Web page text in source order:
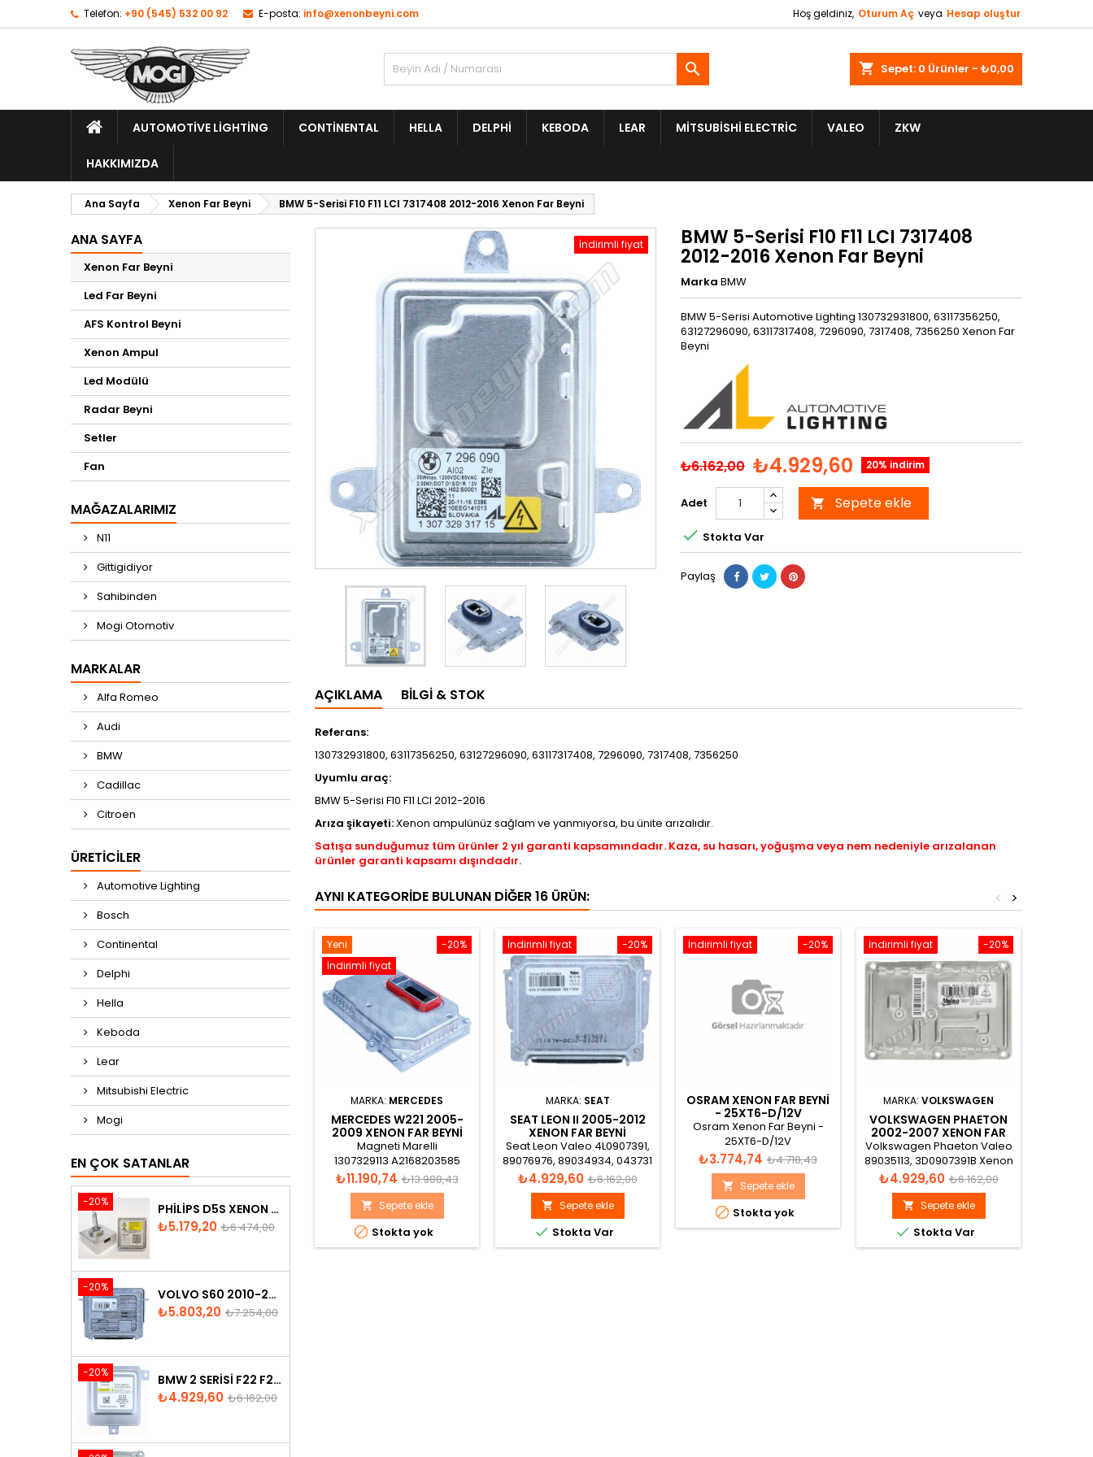
Telefon: +90 (545) 532 00 92 E-posta: info@xenonbeyni.com Hoş geldiniz, Oturum Aç veya Hesap oluştur
shopping_cart Sepet: 0 Ürünler - ₺0,00

AUTOMOTIVE LIGHTING CONTINENTAL HELLA DELPHI KEBODA LEAR MITSUBISHI ELECTRIC VALEO ZKW
HAKKIMIZDA
Ana Sayfa Xenon Far Beyni BMW 5-Serisi F10 F11 LCI 7317408 2012-2016 Xenon Far Beyni
ANA SAYFA
Xenon Far Beyni
Led Far Beyni
AFS Kontrol Beyni
Xenon Ampul
Led Modülü
Radar Beyni
Setler
Fan
MAĞAZALARIMIZ
N11
Gittigidiyor
Sahibinden
Mogi Otomotiv
MARKALAR
Alfa Romeo
Audi
BMW
Cadillac
Citroen
ÜRETICILER
Automotive Lighting
Bosch
Continental
Delphi
Hella
Keboda
Lear
Mitsubishi Electric
Mogi
EN ÇOK SATANLAR
-20% PHILIPS D5S XENON AMPUL
Fiyat
₺5.179,20 Normal
₺6.474,00
-20% VOLVO S60 2010-2018 XENON FAR BEYNI 31297942
Fiyat
₺5.803,20 Normal
₺7.254,00
-20% BMW 2 SERISI F22 F23 2013-2016 XENON FAR BEYNI 7318327
Fiyat
₺4.929,60 Normal
₺6.162,00
İndirimli fiyat BMW 5-Serisi F10 F11 LCI 7317408
2012-2016 Xenon Far Beyni
Marka BMW
BMW 5-Serisi Automotive Lighting 130732931800, 63117356250,
63127296090, 63117317408, 7296090, 7317408, 7356250 Xenon Far
Beyni
₺6.162,00 ₺4.929,60 20% indirim
Adet  Sepete ekle
 Stokta Var
Paylaş
AÇIKLAMA BILGI & STOK
Referans:
130732931800, 63117356250, 63127296090, 63117317408, 7296090, 7317408, 7356250
Uyumlu araç:
BMW 5-Serisi F10 F11 LCI 2012-2016
Arıza şikayeti:Xenon ampulünüz sağlam ve yanmıyorsa, bu ünite arızalıdır.
Satışa sunduğumuz tüm ürünler 2 yıl garanti kapsamındadır. Kaza, su hasarı, yoğuşma veya nem nedeniyle arızalanan
ürünler garanti kapsamı dışındadır.
AYNI KATEGORIDE BULUNAN DIĞER 16 ÜRÜN: >
<
-20%
Yeni
İndirimli fiyat
MARKA: MERCEDES
MERCEDES W221 2005-
2009 XENON FAR BEYNI
A2168203585
Magneti Marelli
1307329113 A2168203585
A2164420003 A2168203685
Made in France
Fiyat
₺11.190,74 Normal
fiyat
₺13.988,43
 Sepete ekle
 Stokta yok
-20%
İndirimli fiyat
MARKA: SEAT
SEAT LEON II 2005-2012
XENON FAR BEYNI
4L0907391
Seat Leon Valeo 4L0907391,
89076976, 89034934, 043731
Xenon Far Beyni
Fiyat
₺4.929,60 Normal
fiyat
₺6.162,00
 Sepete ekle
 Stokta Var
-20%
İndirimli fiyat
OSRAM XENON FAR BEYNI
- 25XT6-D/12V
Osram Xenon Far Beyni -
25XT6-D/12V
Fiyat
₺3.774,74 Normal
fiyat
₺4.718,43
 Sepete ekle
 Stokta yok
-20%
İndirimli fiyat
MARKA: VOLKSWAGEN
VOLKSWAGEN PHAETON
2002-2007 XENON FAR
BEYNI 3D0907391B
Volkswagen Phaeton Valeo
89035113, 3D0907391B Xenon
Far Beyni
Fiyat
₺4.929,60 Normal
fiyat
₺6.162,00
 Sepete ekle
 Stokta Var